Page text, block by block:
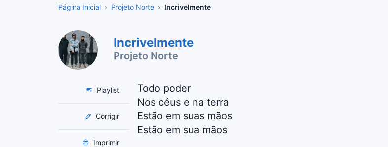
Página Inicial Projeto Norte Incrivelmente
Incrivelmente
Projeto Norte
Playlist
Corrigir
Imprimir
Todo poder
Nos céus e na terra
Estão em suas mãos
Estão em sua mãos